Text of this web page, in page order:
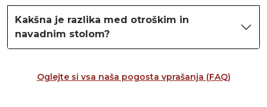
Kakšna je razlika med otroškim in
navadnim stolom?
Oglejte si vsa naša pogosta vprašanja (FAQ)